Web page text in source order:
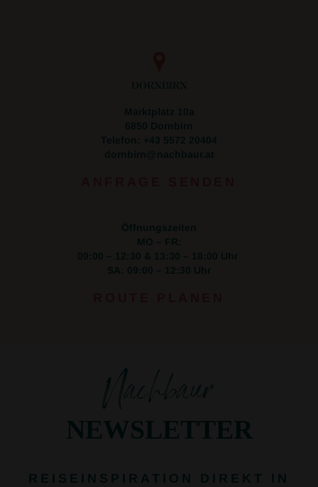
DORNBIRN
Marktplatz 10a
6850 Dornbirn
Telefon: +43 5572 20404
dornbirn
nachbaur.at
Öffnungszeiten
MO – FR:
09:00 – 12:30 & 13:30 – 18:00 Uhr
SA: 09:00 – 12:30 Uhr
Nachbaur
NEWSLETTER
REISEINSPIRATION DIREKT IN